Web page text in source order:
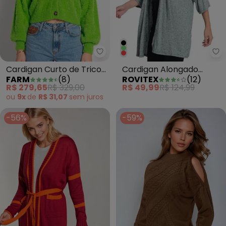
Farm - Cardigan Curto de
Cardigan Curto de Tricot
Pelinho Verde
FARM (8)
R$ 279,65R$ 329,00
ou 9x de R$ 31,07 sem juros
Cardigan Alongado
Verde
ROVITEX (12)
R$ 49,99R$ 124,99
-56% -59%